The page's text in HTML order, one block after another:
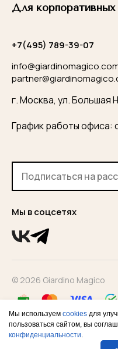
Для
Мы в соцсетях
+7(495) 789-39-07
г. Москва, ул. Большая
График работы офиса:
© 2026 Giardino Magico
Конфиденциальность
Мы используем cookies для
пользоваться сайтом, вы
конфиденциальности.